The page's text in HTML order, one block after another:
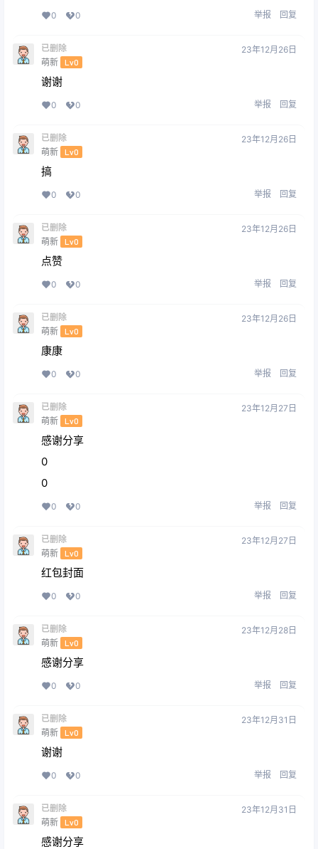
0 0 举报 回复
已删除
萌新 Lv0
23年12月26日
谢谢
0 0 举报 回复
已删除
萌新 Lv0
23年12月26日
搞
0 0 举报 回复
已删除
萌新 Lv0
23年12月26日
点赞
0 0 举报 回复
已删除
萌新 Lv0
23年12月26日
康康
0 0 举报 回复
已删除
萌新 Lv0
23年12月27日
感谢分享
0
0
0 0 举报 回复
已删除
萌新 Lv0
23年12月27日
红包封面
0 0 举报 回复
已删除
萌新 Lv0
23年12月28日
感谢分享
0 0 举报 回复
已删除
萌新 Lv0
23年12月31日
谢谢
0 0 举报 回复
已删除
萌新 Lv0
23年12月31日
感谢分享